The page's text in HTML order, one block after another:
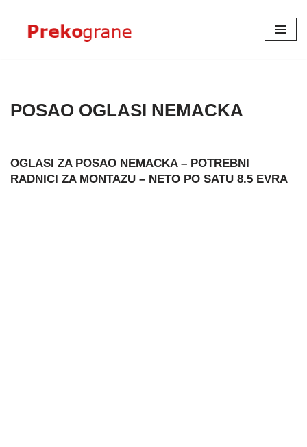
Skoči
POSAO OGLASI NEMACKA
OGLASI ZA POSAO NEMACKA – POTREBNI
RADNICI ZA MONTAZU – NETO PO SATU 8.5 EVRA